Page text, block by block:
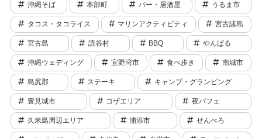
沖縄そば 本部町 バー・居酒屋 うるま市
タコス・タコライス マリンアクティビティ 宮古諸島
宮古島 読谷村 BBQ やんばる
沖縄ウェディング 宜野湾市 食べ歩き 南城市
島尻郡 ステーキ キャンプ・グランピング
豊見城市 コザエリア 夜パフェ
久米島周辺エリア 浦添市 せんべろ